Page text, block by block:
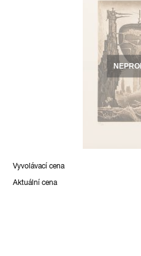
Vyvolávací cena
Aktuální cena